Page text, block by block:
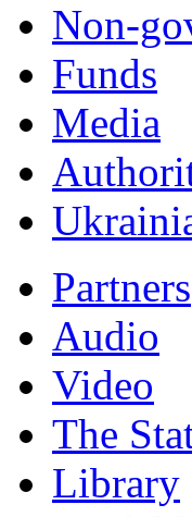
Non-
Funds
Мedia
Partners
Audio
Video
The
Library